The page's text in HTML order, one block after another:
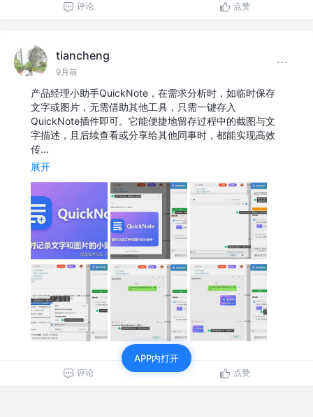
评论 点赞
tiancheng
9月前
产品经理小助手QuickNote，在需求分析时，如临时保存
文字或图片，无需借助其他工具，只需一键存入
QuickNote插件即可。它能便捷地留存过程中的截图与文
字描述，且后续查看或分享给其他同事时，都能实现高效
传…
展开
评论 点赞
APP内打开